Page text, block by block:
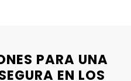
PARA UNA
EN LOS